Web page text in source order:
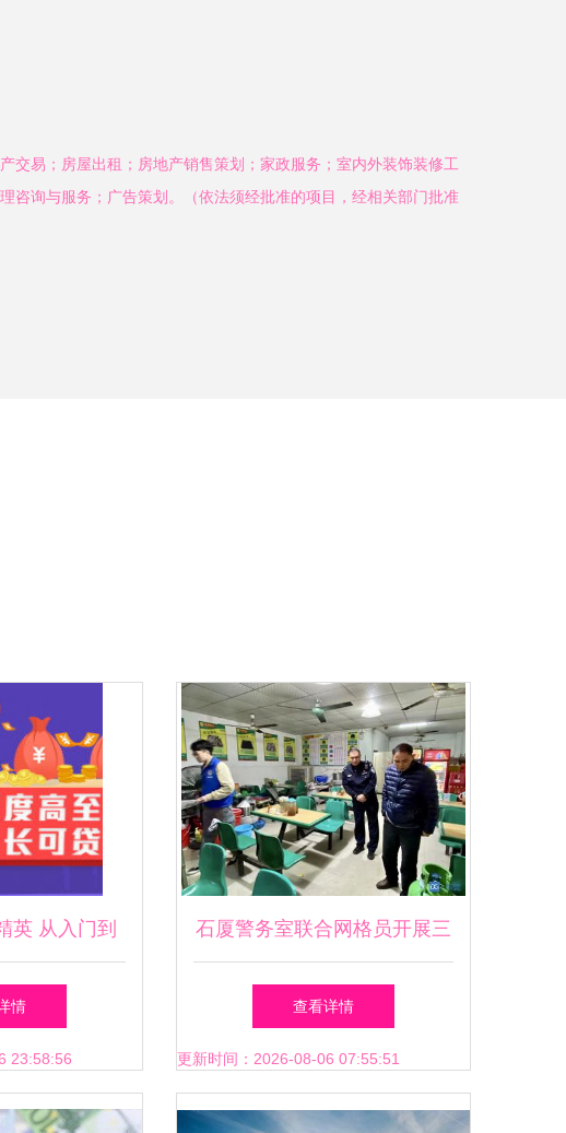
交易；房屋出租；房地产销售策划；家政服务；室内外装饰装修工
咨询与服务；广告策划。（依法须经批准的项目，经相关部门批准
英 从入门到
指南
情
23:58:56
石厦警务室联合网格员开展三
小场所及房产中介专项检查
查看详情
更新时间：2026-08-06 07:55:51